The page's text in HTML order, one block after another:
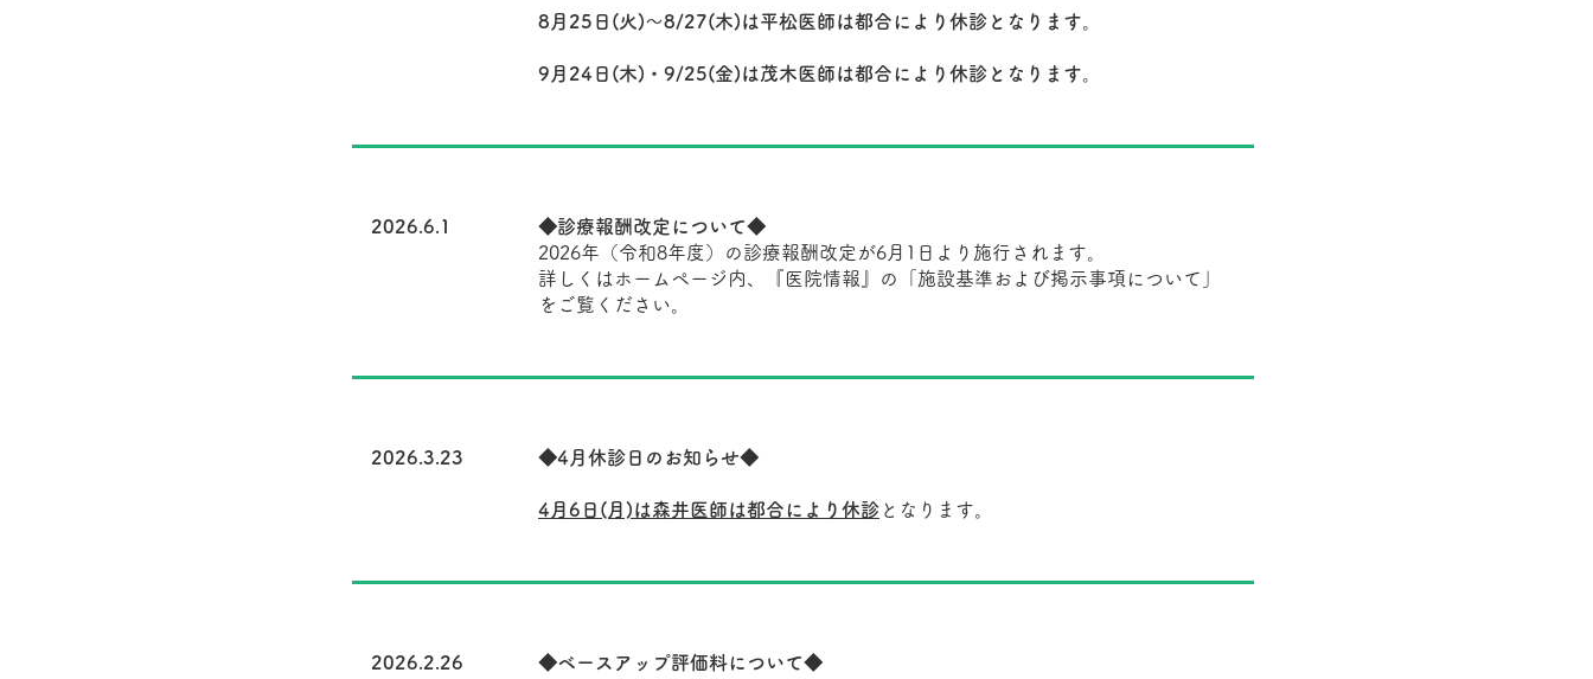
8月25日(火)～8/27(木)は平松医師は都合により休診となります。
9月24日(木)・9/25(金)は茂木医師は都合により休診となります。
2026.6.1
◆診療報酬改定について◆
2026年（令和8年度）の診療報酬改定が6月1日より施行されます。
詳しくはホームページ内、『医院情報』の「施設基準および掲示事項について」
をご覧ください。
2026.3.23 ◆4月休診日のお知らせ◆
4月6日(月)は森井医師は都合により休診 となります。
2026.2.26 ◆ベースアップ評価料について◆